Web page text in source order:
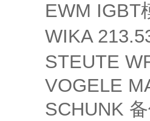
EWM IGBT
WIKA
STEUTE
VOGELE
SCHUNK